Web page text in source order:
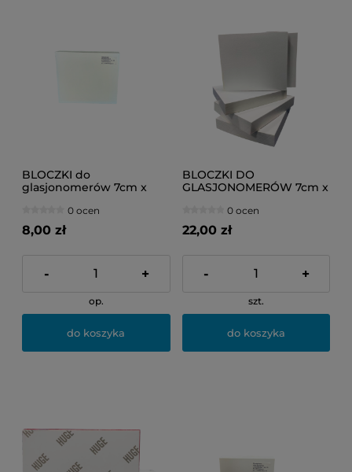
BLOCZKI do
glasjonomerów 7cm x
0 ocen
8,00 zł
- +
op.
do koszyka
BLOCZKI DO
GLASJONOMERÓW 7cm x
0 ocen
22,00 zł
- +
szt.
do koszyka